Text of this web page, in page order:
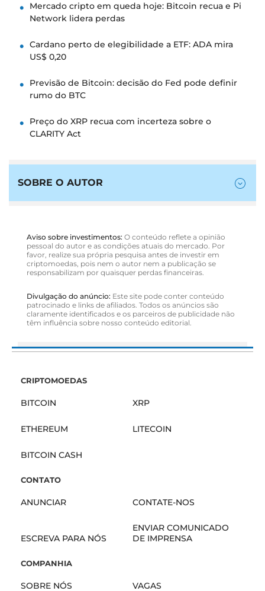
Mercado cripto em queda hoje: Bitcoin recua e Pi
Network lidera perdas
Cardano perto de elegibilidade a ETF: ADA mira
US$ 0,20
Previsão de Bitcoin: decisão do Fed pode definir
rumo do BTC
Preço do XRP recua com incerteza sobre o
CLARITY Act
SOBRE O AUTOR
Aviso sobre investimentos: O conteúdo reflete a opinião
pessoal do autor e as condições atuais do mercado. Por
favor, realize sua própria pesquisa antes de investir em
criptomoedas, pois nem o autor nem a publicação se
responsabilizam por quaisquer perdas financeiras.
Divulgação do anúncio: Este site pode conter conteúdo
patrocinado e links de afiliados. Todos os anúncios são
claramente identificados e os parceiros de publicidade não
têm influência sobre nosso conteúdo editorial.
CRIPTOMOEDAS
BITCOIN XRP
ETHEREUM LITECOIN
BITCOIN CASH
CONTATO
ANUNCIAR CONTATE-NOS
ESCREVA PARA NÓS
ENVIAR COMUNICADO
DE IMPRENSA
COMPANHIA
SOBRE NÓS VAGAS